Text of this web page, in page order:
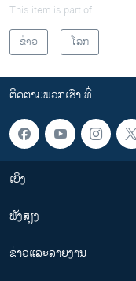
This item is part of
ຂ່າວ
ໂລກ
ຕິດຕາມພວກເຮົາ ທີ່
ເບິ່ງ
ຟັງສຽງ
ຂ່າວແລະລາຍງານ